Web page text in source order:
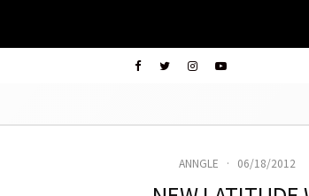
ANNGLE · 06/18/2012